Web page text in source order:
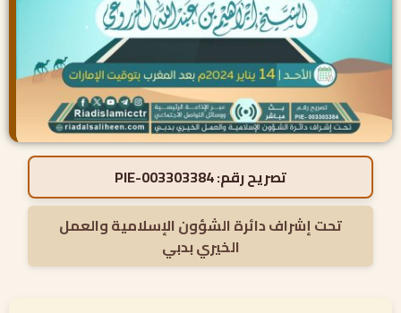
تصريح رقم:PIE-003303384
تحت إشراف دائرة الشؤون الإسلامية والعمل
الخيري بدبي